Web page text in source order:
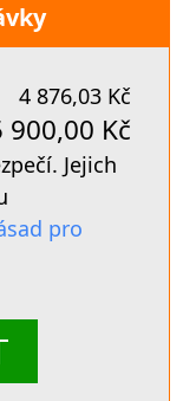
4 876,03 Kč
900,00 Kč
Jejich
pro